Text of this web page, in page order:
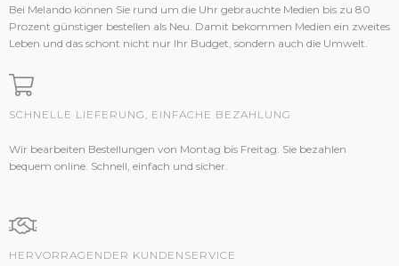
Bei Melando können Sie rund um die Uhr gebrauchte Medien bis zu 80
Prozent günstiger bestellen als Neu. Damit bekommen Medien ein zweites
Leben und das schont nicht nur Ihr Budget, sondern auch die Umwelt.
SCHNELLE LIEFERUNG, EINFACHE BEZAHLUNG
Wir bearbeiten Bestellungen von Montag bis Freitag. Sie bezahlen
bequem online. Schnell, einfach und sicher.
HERVORRAGENDER KUNDENSERVICE